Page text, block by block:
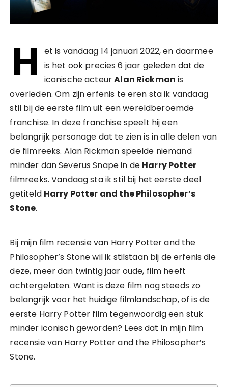
H
et is vandaag 14 januari 2022, en daarmee
is het ook precies 6 jaar geleden dat de
iconische acteurAlan Rickman is
overleden. Om zijn erfenis te eren sta ik vandaag
stil bij de eerste film uit een wereldberoemde
franchise. In deze franchise speelt hij een
belangrijk personage dat te zien is in alle delen van
de filmreeks. Alan Rickman speelde niemand
minder dan Severus Snape in de Harry Potter
filmreeks. Vandaag sta ik stil bij het eerste deel
getiteld Harry Potter and the Philosopher’s
Stone.
Bij mijn film recensie van Harry Potter and the
Philosopher’s Stone wil ik stilstaan bij de erfenis die
deze, meer dan twintig jaar oude, film heeft
achtergelaten. Want is deze film nog steeds zo
belangrijk voor het huidige filmlandschap, of is de
eerste Harry Potter film tegenwoordig een stuk
minder iconisch geworden? Lees dat in mijn film
recensie van Harry Potter and the Philosopher’s
Stone.